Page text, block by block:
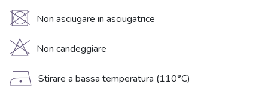
U Non asciugare in asciugatrice
H Non candeggiare
D Stirare a bassa temperatura (110°C)